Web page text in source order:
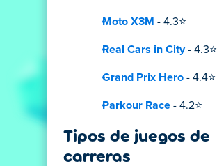
Moto X3M - 4.3⭐
Real Cars in City- 4.3⭐
Grand Prix Hero - 4.4⭐
Parkour Race - 4.2⭐
Tipos de juegos de
carreras